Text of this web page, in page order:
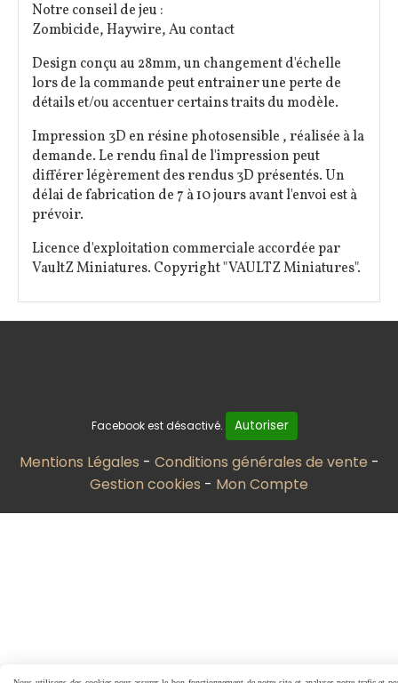
Notre conseil de jeu :
Zombicide, Haywire, Au contact
Design conçu au 28mm, un changement d'échelle
lors de la commande peut entrainer une perte de
détails et/ou accentuer certains traits du modèle.
Impression 3D en résine photosensible , réalisée à la
demande. Le rendu final de l'impression peut
différer légèrement des rendus 3D présentés. Un
délai de fabrication de 7 à 10 jours avant l'envoi est à
prévoir.
Licence d'exploitation commerciale accordée par
VaultZ Miniatures. Copyright "VAULTZ Miniatures".
Facebook est désactivé. Autoriser
Mentions Légales
Conditions générales de vente
Gestion cookies
Mon Compte